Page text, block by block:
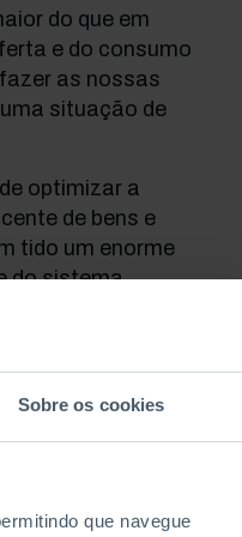
Sobre os cookies
que navegue
do que em
e do consumo
as nossas
situação de
optimizar a
de bens e
tido um enorme
do sistema
recursos naturais
das
globais do
inexistência no